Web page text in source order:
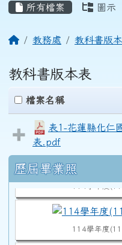
所有檔案 圖示
回首頁教務處 教科書版
教科書版本表
clickAll
檔案名稱
表1-花蓮縣化仁
表.pdf
右邊區域內容
歷屆畢業照
114學年度
114學年度